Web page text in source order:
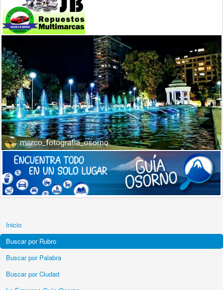
Inicio
Buscar por Rubro
Buscar por Palabra
Buscar por Ciudad